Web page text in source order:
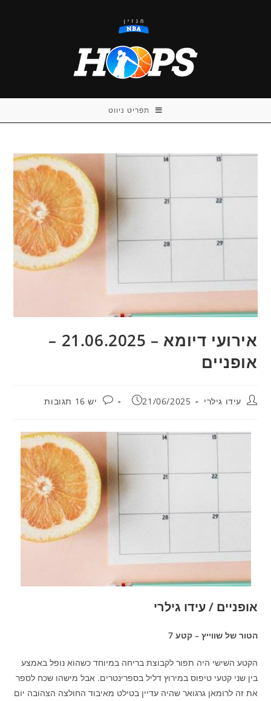
תפריט ניווט
אירועי דיומא – 21.06.2025 –
אופניים
מחבר:עידו גילרי פורסם:
21/06/2025 תגובות:
יש 16 תגובות
אופניים / עידו גילרי
הטור של שווייץ – קטע 7
הקטע השישי היה תפור לקבוצת בריחה במיוחד כשהוא נופל באמצע
בין שני קטעי טיפוס במירוץ דליל בספרינטרים. אבל מישהו שכח לספר
את זה לרומאן גרגואר שהיה עדיין בטילט מאיבוד החולצה הצהובה יום